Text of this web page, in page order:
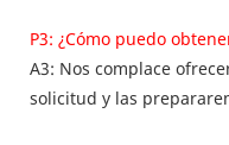
P3: ¿Cómo puedo
A3: Nos complace
solicitud y las